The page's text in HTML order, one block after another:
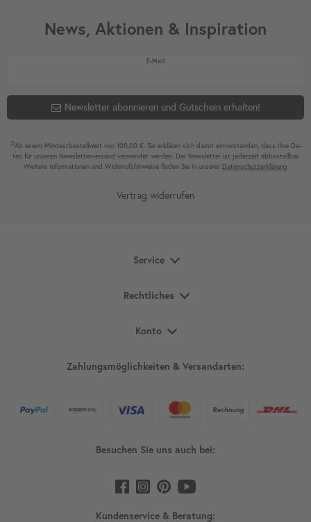
News, Aktionen & Inspiration
E-MailNewsletter Honig
Newsletter abonnieren und Gutschein erhalten!
2)Ab einem Mindest­bestell­wert von 100,00 €. Sie erklären sich damit ein­ver­standen, dass Ihre Da­
ten für unseren News­letter­versand ver­wen­det werden. Der News­letter ist jeder­zeit ab­bestel­lbar.
Weitere Infor­mationen und Wider­rufshin­weise finden Sie in unserer Daten­schutz­erklärung
Vertrag widerrufen
Service
Rechtliches
Konto
Zahlungsmöglichkeiten & Versandarten:
Besuchen Sie uns auch bei:
Kundenservice & Beratung: